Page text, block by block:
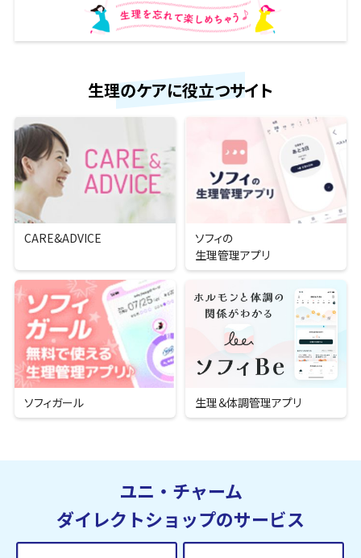
生理のケアに役立つサイト
CARE&ADVICE
ソフィの
生理管理アプリ
ソフィガール 生理＆体調管理アプリ
ユニ・チャーム
ダイレクトショップのサービス